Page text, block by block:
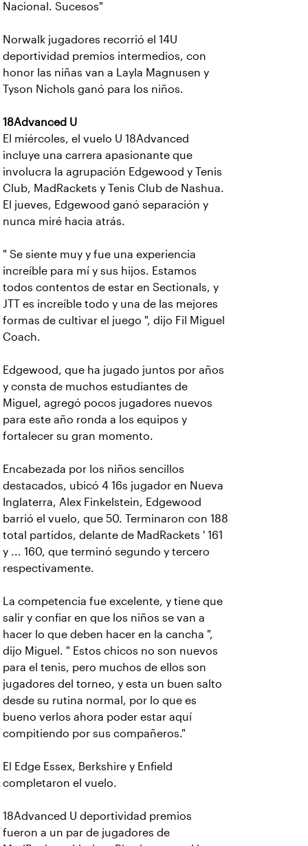
Nacional. Sucesos"
Norwalk jugadores recorrió el 14U
deportividad premios intermedios, con
honor las niñas van a Layla Magnusen y
Tyson Nichols ganó para los niños.
18Advanced U
El miércoles, el vuelo U 18Advanced
incluye una carrera apasionante que
involucra la agrupación Edgewood y Tenis
Club, MadRackets y Tenis Club de Nashua.
El jueves, Edgewood ganó separación y
nunca miré hacia atrás.
" Se siente muy y fue una experiencia
increíble para mí y sus hijos. Estamos
todos contentos de estar en Sectionals, y
JTT es increíble todo y una de las mejores
formas de cultivar el juego ", dijo Fil Miguel
Coach.
Edgewood, que ha jugado juntos por años
y consta de muchos estudiantes de
Miguel, agregó pocos jugadores nuevos
para este año ronda a los equipos y
fortalecer su gran momento.
Encabezada por los niños sencillos
destacados, ubicó 4 16s jugador en Nueva
Inglaterra, Alex Finkelstein, Edgewood
barrió el vuelo, que 50. Terminaron con 188
total partidos, delante de MadRackets ' 161
y ... 160, que terminó segundo y tercero
respectivamente.
La competencia fue excelente, y tiene que
salir y confiar en que los niños se van a
hacer lo que deben hacer en la cancha ",
dijo Miguel. " Estos chicos no son nuevos
para el tenis, pero muchos de ellos son
jugadores del torneo, y esta un buen salto
desde su rutina normal, por lo que es
bueno verlos ahora poder estar aquí
compitiendo por sus compañeros."
El Edge Essex, Berkshire y Enfield
completaron el vuelo.
18Advanced U deportividad premios
fueron a un par de jugadores de